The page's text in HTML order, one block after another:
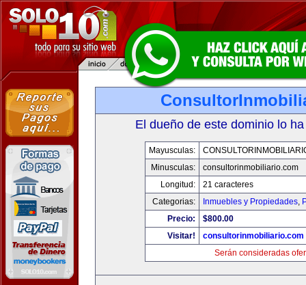
El dueño de este dominio lo
Mayusculas:
Minusculas:
consultorinmobiliario.com
Longitud:
21 caracteres
Categorias:
Inmuebles y Propiedades,
Precio:
$800.00
Visitar!
consultorinmobiliario.com
Serán consideradas